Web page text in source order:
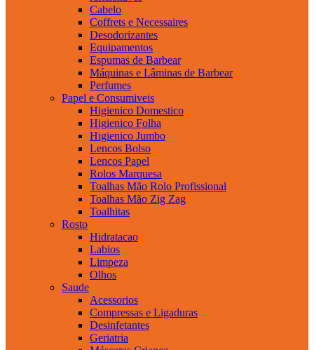
Cabelo
Coffrets e Necessaires
Desodorizantes
Equipamentos
Espumas de Barbear
Máquinas e Lâminas de Barbear
Perfumes
Papel e Consumiveis
Higienico Domestico
Higienico Folha
Higienico Jumbo
Lencos Bolso
Lencos Papel
Rolos Marquesa
Toalhas Mão Rolo Profissional
Toalhas Mão Zig Zag
Toalhitas
Rosto
Hidratacao
Labios
Limpeza
Olhos
Saude
Acessorios
Compressas e Ligaduras
Desinfetantes
Geriatria